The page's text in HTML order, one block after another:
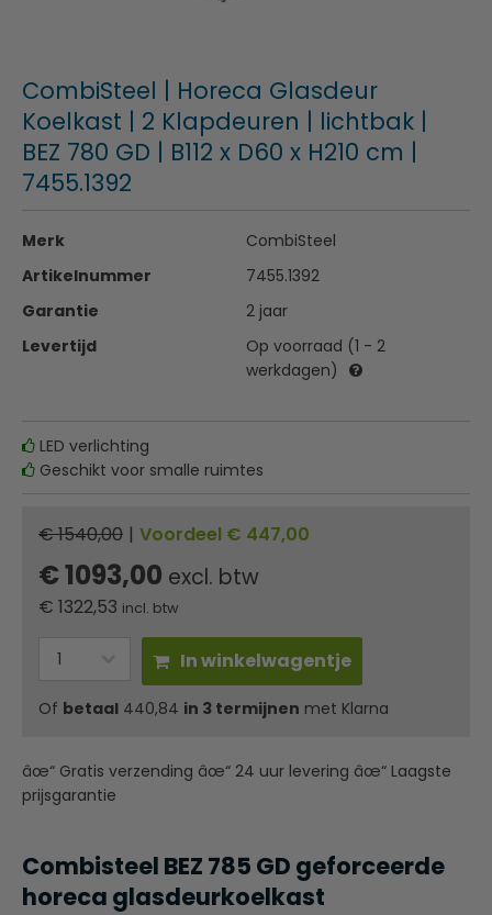
CombiSteel | Horeca Glasdeur
Koelkast | 2 Klapdeuren | lichtbak |
BEZ 780 GD | B112 x D60 x H210 cm |
7455.1392
Merk
CombiSteel
Artikelnummer
7455.1392
Garantie
2 jaar
Levertijd
Op voorraad (1 - 2
werkdagen)
LED verlichting
Geschikt voor smalle ruimtes
€ 1540,00 | Voordeel € 447,00
€ 1093,00 excl. btw
€ 1322,53 incl. btw
In winkelwagentje
Of betaal 440,84 in 3 termijnen met Klarna
âœ“ Gratis verzending âœ“ 24 uur levering âœ“ Laagste
prijsgarantie
Combisteel BEZ 785 GD geforceerde
horeca glasdeurkoelkast